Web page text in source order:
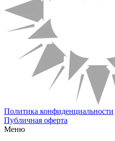
Политика конфиденциальности
Публичная оферта
Меню